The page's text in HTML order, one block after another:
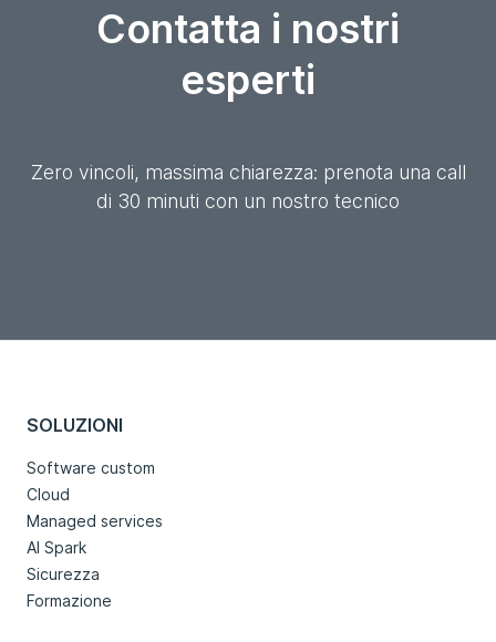
Contatta i nostri
esperti
Zero vincoli, massima chiarezza: prenota una call
di 30 minuti con un nostro tecnico
SOLUZIONI
Software custom
Cloud
Managed services
AI Spark
Sicurezza
Formazione